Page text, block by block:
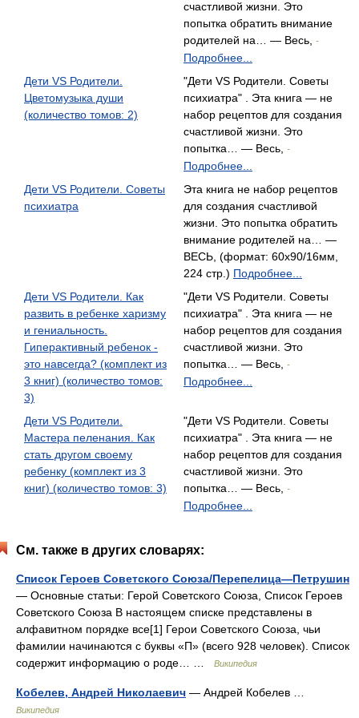
счастливой жизни. Это
попытка обратить внимание
родителей на… — Весь,
-
Подробнее...
Дети VS Родители.
Цветомузыка души
(количество томов: 2)
"Дети VS Родители. Советы
психиатра" . Эта книга — не
набор рецептов для создания
счастливой жизни. Это
попытка… — Весь,
-
Подробнее...
Дети VS Родители. Советы
психиатра
Эта книга не набор рецептов
для создания счастливой
жизни. Это попытка обратить
внимание родителей на… —
ВЕСЬ, (формат: 60x90/16мм,
224 стр.) Подробнее...
Дети VS Родители. Как
развить в ребенке харизму
и гениальность.
Гиперактивный ребенок -
это навсегда? (комплект из
3 книг) (количество томов:
3)
"Дети VS Родители. Советы
психиатра" . Эта книга — не
набор рецептов для создания
счастливой жизни. Это
попытка… — Весь,
-
Подробнее...
Дети VS Родители.
Мастера пеленания. Как
стать другом своему
ребенку (комплект из 3
книг) (количество томов: 3)
"Дети VS Родители. Советы
психиатра" . Эта книга — не
набор рецептов для создания
счастливой жизни. Это
попытка… — Весь,
-
Подробнее...
См. также в других словарях:
Список Героев Советского Союза/Перепелица—Петрушин
— Основные статьи: Герой Советского Союза, Список Героев
Советского Союза В настоящем списке представлены в
алфавитном порядке все[1] Герои Советского Союза, чьи
фамилии начинаются с буквы «П» (всего 928 человек). Список
содержит информацию о роде… …
Википедия
Кобелев, Андрей Николаевич — Андрей Кобелев …
Википедия